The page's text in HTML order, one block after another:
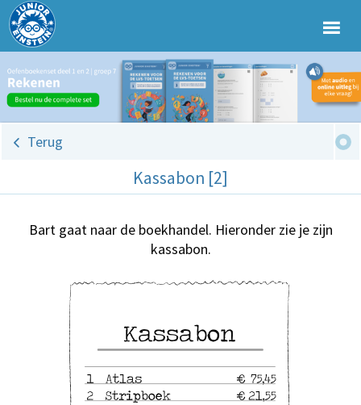
Terug
Kassabon [2]
Bart gaat naar de boekhandel. Hieronder zie je zijn
kassabon.